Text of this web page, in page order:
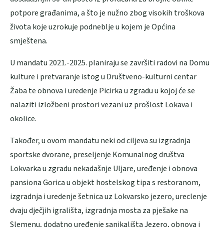
potpore građanima, a što je nužno zbog visokih troškova
života koje uzrokuje podneblje u kojem je Općina
smještena.
U mandatu 2021.-2025. planiraju se završiti radovi na Domu
kulture i pretvaranje istog u Društveno-kulturni centar
Žaba te obnova i uredenje Picirka u zgradu u kojoj će se
nalaziti izložbeni prostori vezani uz prošlost Lokava i
okolice.
Također, u ovom mandatu neki od ciljeva su izgradnja
sportske dvorane, preseljenje Komunalnog društva
Lokvarka u zgradu nekadašnje Uljare, uređenje i obnova
pansiona Gorica u objekt hostelskog tipa s restoranom,
izgradnja i uredenje šetnica uz Lokvarsko jezero, ureclenje
dvaju dječjih igrališta, izgradnja mosta za pješake na
Slemenu, dodatno uređenje sanjkališta Jezero, obnova i